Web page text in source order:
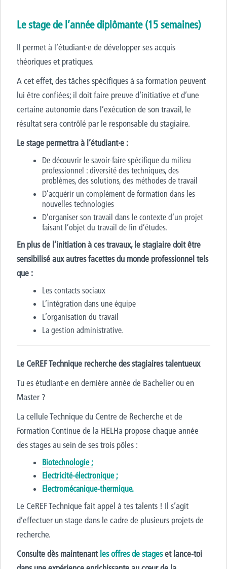
Le stage de l’année diplômante (15 semaines)
Il permet à l’étudiant·e de développer ses acquis
théoriques et pratiques.
A cet effet, des tâches spécifiques à sa formation peuvent
lui être confiées; il doit faire preuve d’initiative et d’une
certaine autonomie dans l’exécution de son travail, le
résultat sera contrôlé par le responsable du stagiaire.
Le stage permettra à l’étudiant·e :
De découvrir le savoir-faire spécifique du milieu
professionnel : diversité des techniques, des
problèmes, des solutions, des méthodes de travail
D’acquérir un complément de formation dans les
nouvelles technologies
D’organiser son travail dans le contexte d’un projet
faisant l’objet du travail de fin d’études.
En plus de l’initiation à ces travaux, le stagiaire doit être
sensibilisé aux autres facettes du monde professionnel tels
que :
Les contacts sociaux
L’intégration dans une équipe
L’organisation du travail
La gestion administrative.
Le CeREF Technique recherche des stagiaires talentueux
Tu es étudiant·e en dernière année de Bachelier ou en
Master ?
La cellule Technique du Centre de Recherche et de
Formation Continue de la HELHa propose chaque année
des stagesau sein de ses trois pôles :
Biotechnologie ;
Electricité-électronique ;
Electromécanique-thermique.
Le CeREF Technique fait appel à testalents ! Il s’agit
d’effectuer un stage dans le cadre de plusieurs projets de
recherche.
Consulte dès maintenantles offres de stageset lance-toi